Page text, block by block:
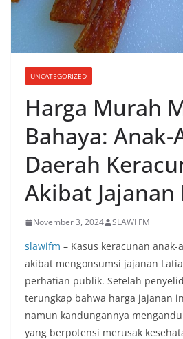
UNCATEGORIZED
Harga Murah
Bahaya: Anak-
Daerah
Akibat Jajanan
November 3, 2024 SLAWI FM
slawifm – Kasus keracunan
akibat mengonsumsi jajanan
perhatian publik. Setelah
terungkap bahwa harga jajanan
namun kandungannya
yang berpotensi merusak